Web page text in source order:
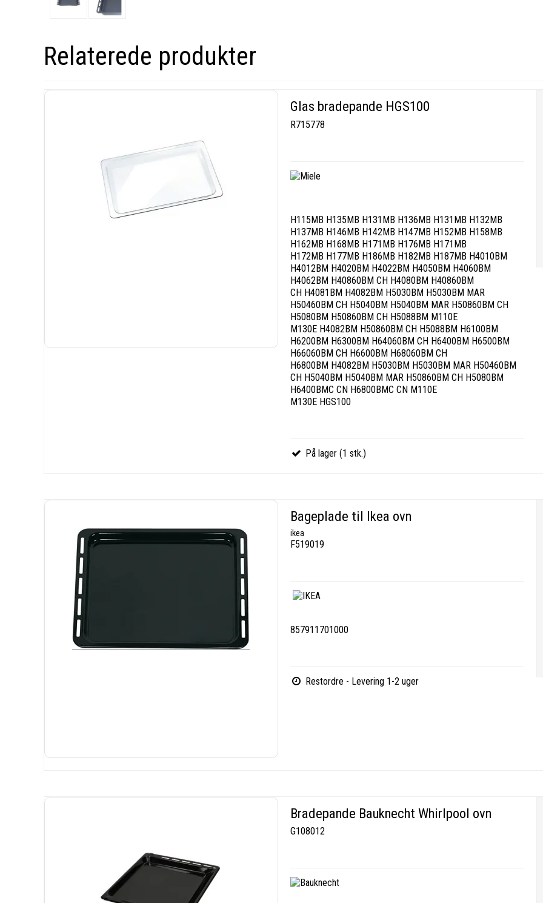
Relaterede produkter
Glas bradepande HGS100
R715778
H115MB H135MB H131MB H136MB H131MB H132MB
H137MB H146MB H142MB H147MB H152MB H158MB
H162MB H168MB H171MB H176MB H171MB
H172MB H177MB H186MB H182MB H187MB H4010BM
H4012BM H4020BM H4022BM H4050BM H4060BM
H4062BM H40860BM CH H4080BM H40860BM
CH H4081BM H4082BM H5030BM H5030BM MAR
H50460BM CH H5040BM H5040BM MAR H50860BM CH
H5080BM H50860BM CH H5088BM M110E
M130E H4082BM H50860BM CH H5088BM H6100BM
H6200BM H6300BM H64060BM CH H6400BM H6500BM
H66060BM CH H6600BM H68060BM CH
H6800BM H4082BM H5030BM H5030BM MAR H50460BM
CH H5040BM H5040BM MAR H50860BM CH H5080BM
H6400BMC CN H6800BMC CN M110E
M130E HGS100
På lager (1 stk.)
Bageplade til Ikea ovn
ikea
F519019
857911701000
Restordre - Levering 1-2 uger
Bradepande Bauknecht Whirlpool ovn
G108012